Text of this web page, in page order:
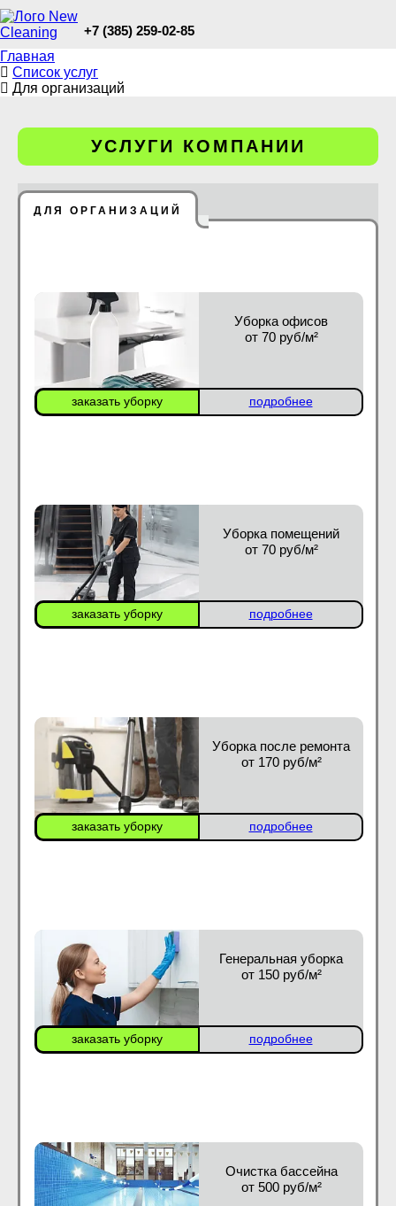
+7 (385) 259-02-85
Главная
Список услуг
Для организаций
УСЛУГИ КОМПАНИИ
ДЛЯ ОРГАНИЗАЦИЙ
Уборка офисов
от 70 руб/м²
заказать уборку подробнее
Уборка помещений
от 70 руб/м²
заказать уборку подробнее
Уборка после ремонта
от 170 руб/м²
заказать уборку подробнее
Генеральная уборка
от 150 руб/м²
заказать уборку подробнее
Очистка бассейна
от 500 руб/м²